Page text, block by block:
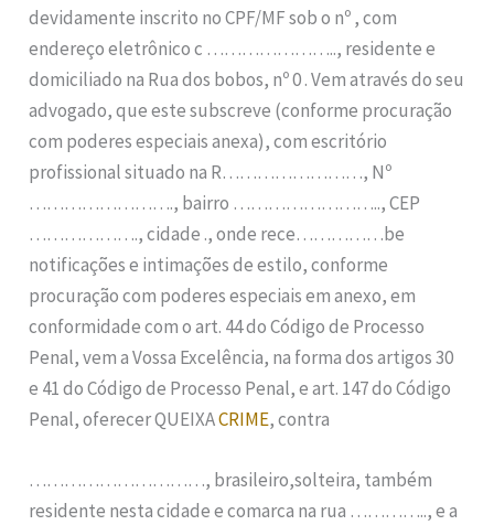
devidamente inscrito no CPF/MF sob o nº , com
endereço eletrônico c ………………….., residente e
domiciliado na Rua dos bobos, nº 0 . Vem através do seu
advogado, que este subscreve (conforme procuração
com poderes especiais anexa), com escritório
profissional situado na R……………………, Nº
……………………., bairro …………………….., CEP
………………., cidade ., onde rece……………be
notificações e intimações de estilo, conforme
procuração com poderes especiais em anexo, em
conformidade com o art. 44 do Código de Processo
Penal, vem a Vossa Excelência, na forma dos artigos 30
e 41 do Código de Processo Penal, e art. 147 do Código
Penal, oferecer QUEIXACRIME, contra
…………………………, brasileiro,solteira, também
residente nesta cidade e comarca na rua ………….., e a